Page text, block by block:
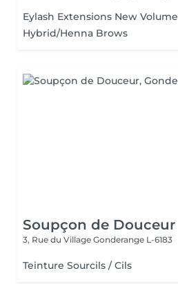
Eylash Extensions New Volume
Hybrid/Henna Brows
Soupçon de Douceur
3, Rue du Village Gonderange L-6183
Teinture Sourcils / Cils